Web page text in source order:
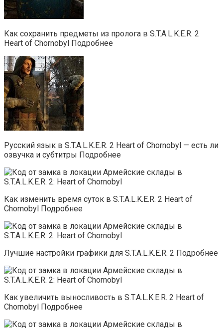
Как сохранить предметы из пролога в S.T.A.L.K.E.R. 2
Heart of Chornobyl Подробнее
Русский язык в S.T.A.L.K.E.R. 2 Heart of Chornobyl — есть ли
озвучка и субтитры Подробнее
Как изменить время суток в S.T.A.L.K.E.R. 2 Heart of
Chornobyl Подробнее
Лучшие настройки графики для S.T.A.L.K.E.R. 2 Подробнее
Как увеличить выносливость в S.T.A.L.K.E.R. 2 Heart of
Chornobyl Подробнее